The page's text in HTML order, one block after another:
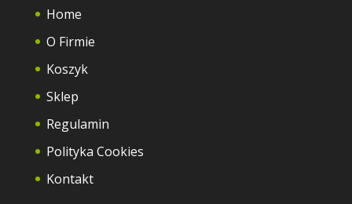
Home
O Firmie
Koszyk
Sklep
Regulamin
Polityka Cookies
Kontakt